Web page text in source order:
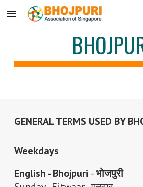
Skip to main content
GENERAL TERMS USED BY
Weekdays
English - Bhojpuri -भोजपुरी